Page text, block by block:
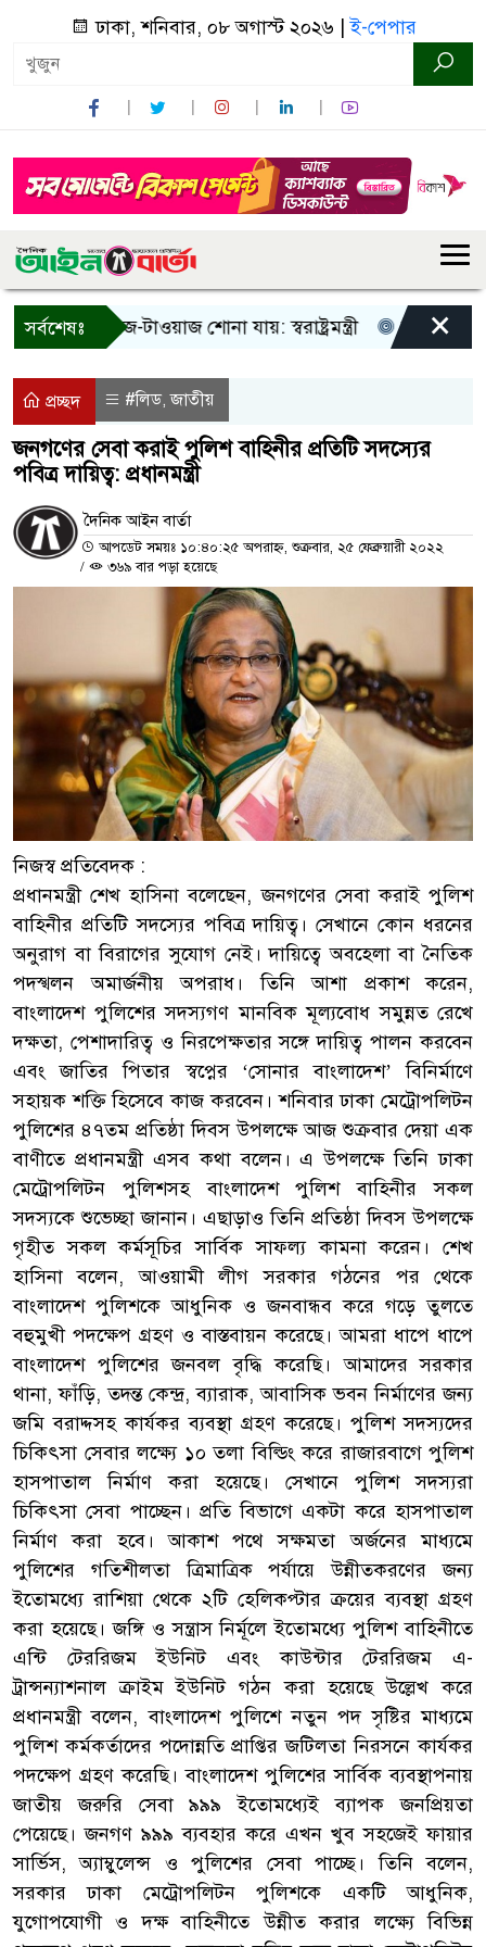
ঢাকা, শনিবার, ০৮ অগাস্ট ২০২৬ |ই-পেপার
সর্বশেষঃ
শুধু আওয়াজ-টাওয়াজ শোনা যায়: স্বরাষ্ট্রমন্ত্রী তিন দিনের
×
প্রচ্ছদ #লিড,জাতীয়
জনগণের সেবা করাই পুলিশ বাহিনীর প্রতিটি সদস্যের
পবিত্র দায়িত্ব: প্রধানমন্ত্রী
দৈনিক আইন বার্তা
আপডেট সময়ঃ ১০:৪০:২৫ অপরাহ্ন, শুক্রবার, ২৫ ফেব্রুয়ারী ২০২২
/
৩৬৯ বার পড়া হয়েছে
নিজস্ব প্রতিবেদক :
প্রধানমন্ত্রী শেখ হাসিনা বলেছেন, জনগণের সেবা করাই পুলিশ
বাহিনীর প্রতিটি সদস্যের পবিত্র দায়িত্ব। সেখানে কোন ধরনের
অনুরাগ বা বিরাগের সুযোগ নেই। দায়িত্বে অবহেলা বা নৈতিক
পদস্খলন অমার্জনীয় অপরাধ। তিনি আশা প্রকাশ করেন,
বাংলাদেশ পুলিশের সদস্যগণ মানবিক মূল্যবোধ সমুন্নত রেখে
দক্ষতা, পেশাদারিত্ব ও নিরপেক্ষতার সঙ্গে দায়িত্ব পালন করবেন
এবং জাতির পিতার স্বপ্নের ‘সোনার বাংলাদেশ’ বিনির্মাণে
সহায়ক শক্তি হিসেবে কাজ করবেন। শনিবার ঢাকা মেট্রোপলিটন
পুলিশের ৪৭তম প্রতিষ্ঠা দিবস উপলক্ষে আজ শুক্রবার দেয়া এক
বাণীতে প্রধানমন্ত্রী এসব কথা বলেন। এ উপলক্ষে তিনি ঢাকা
মেট্রোপলিটন পুলিশসহ বাংলাদেশ পুলিশ বাহিনীর সকল
সদস্যকে শুভেচ্ছা জানান। এছাড়াও তিনি প্রতিষ্ঠা দিবস উপলক্ষে
গৃহীত সকল কর্মসূচির সার্বিক সাফল্য কামনা করেন। শেখ
হাসিনা বলেন, আওয়ামী লীগ সরকার গঠনের পর থেকে
বাংলাদেশ পুলিশকে আধুনিক ও জনবান্ধব করে গড়ে তুলতে
বহুমুখী পদক্ষেপ গ্রহণ ও বাস্তবায়ন করেছে। আমরা ধাপে ধাপে
বাংলাদেশ পুলিশের জনবল বৃদ্ধি করেছি। আমাদের সরকার
থানা, ফাঁড়ি, তদন্ত কেন্দ্র, ব্যারাক, আবাসিক ভবন নির্মাণের জন্য
জমি বরাদ্দসহ কার্যকর ব্যবস্থা গ্রহণ করেছে। পুলিশ সদস্যদের
চিকিৎসা সেবার লক্ষ্যে ১০ তলা বিল্ডিং করে রাজারবাগে পুলিশ
হাসপাতাল নির্মাণ করা হয়েছে। সেখানে পুলিশ সদস্যরা
চিকিৎসা সেবা পাচ্ছেন। প্রতি বিভাগে একটা করে হাসপাতাল
নির্মাণ করা হবে। আকাশ পথে সক্ষমতা অর্জনের মাধ্যমে
পুলিশের গতিশীলতা ত্রিমাত্রিক পর্যায়ে উন্নীতকরণের জন্য
ইতোমধ্যে রাশিয়া থেকে ২টি হেলিকপ্টার ক্রয়ের ব্যবস্থা গ্রহণ
করা হয়েছে। জঙ্গি ও সন্ত্রাস নির্মূলে ইতোমধ্যে পুলিশ বাহিনীতে
এন্টি টেররিজম ইউনিট এবং কাউন্টার টেররিজম এ-
ট্রান্সন্যাশনাল ক্রাইম ইউনিট গঠন করা হয়েছে উল্লেখ করে
প্রধানমন্ত্রী বলেন, বাংলাদেশ পুলিশে নতুন পদ সৃষ্টির মাধ্যমে
পুলিশ কর্মকর্তাদের পদোন্নতি প্রাপ্তির জটিলতা নিরসনে কার্যকর
পদক্ষেপ গ্রহণ করেছি। বাংলাদেশ পুলিশের সার্বিক ব্যবস্থাপনায়
জাতীয় জরুরি সেবা ৯৯৯ ইতোমধ্যেই ব্যাপক জনপ্রিয়তা
পেয়েছে। জনগণ ৯৯৯ ব্যবহার করে এখন খুব সহজেই ফায়ার
সার্ভিস, অ্যাম্বুলেন্স ও পুলিশের সেবা পাচ্ছে। তিনি বলেন,
সরকার ঢাকা মেট্রোপলিটন পুলিশকে একটি আধুনিক,
যুগোপযোগী ও দক্ষ বাহিনীতে উন্নীত করার লক্ষ্যে বিভিন্ন